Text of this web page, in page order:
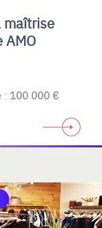
maîtrise
AMO
: 100 000 €